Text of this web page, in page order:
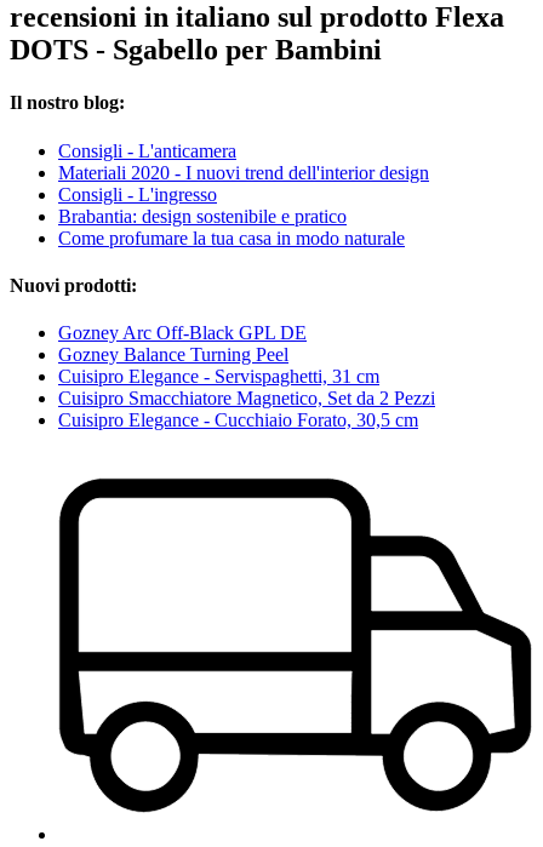
recensioni in italiano sul prodotto Flexa
DOTS - Sgabello per Bambini
Il nostro blog:
Consigli - L'anticamera
Materiali 2020 - I nuovi trend dell'interior design
Consigli - L'ingresso
Brabantia: design sostenibile e pratico
Come profumare la tua casa in modo naturale
Nuovi prodotti:
Gozney Arc Off-Black GPL DE
Gozney Balance Turning Peel
Cuisipro Elegance - Servispaghetti, 31 cm
Cuisipro Smacchiatore Magnetico, Set da 2 Pezzi
Cuisipro Elegance - Cucchiaio Forato, 30,5 cm